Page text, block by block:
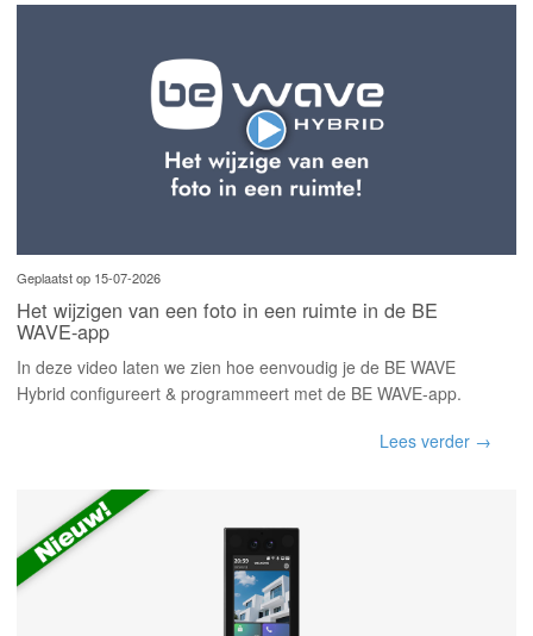
Geplaatst op 15-07-2026
Het wijzigen van een foto in een ruimte in de BE
WAVE-app
In deze video laten we zien hoe eenvoudig je de BE WAVE
Hybrid configureert & programmeert met de BE WAVE-app.
Lees verder →